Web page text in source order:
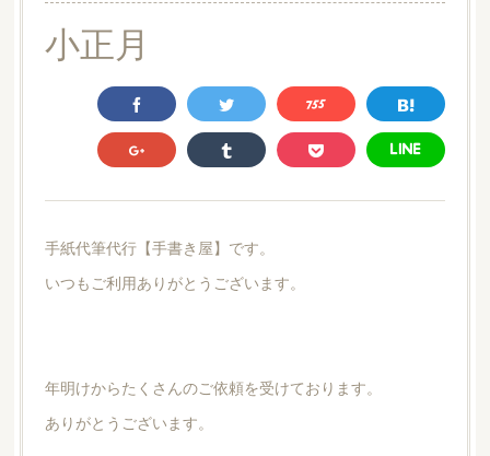
Instagram
小正月
手紙代筆代行【手書き屋】です。
いつもご利用ありがとうございます。
年明けからたくさんのご依頼を受けております。
ありがとうございます。